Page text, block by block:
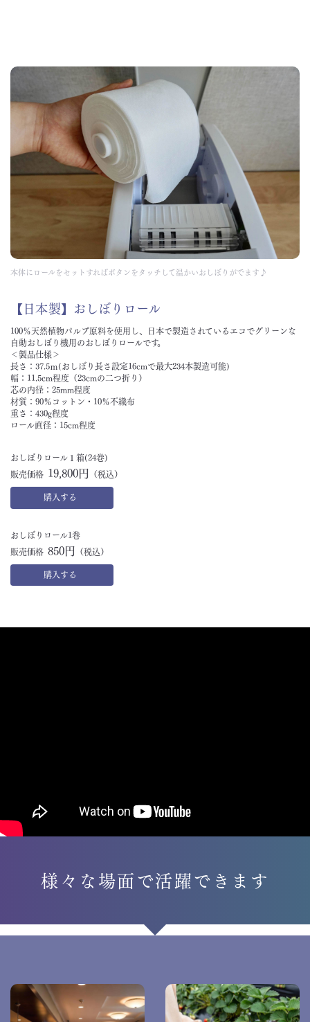
本体にロールをセットすればボタンをタッチして温かいおしぼりがでます♪
【日本製】おしぼりロール
100％天然植物パルプ原料を使用し、日本で製造されているエコでグリーンな
自動おしぼり機用のおしぼりロールです。
＜製品仕様＞
長さ：37.5ｍ(おしぼり長さ設定16cmで最大234本製造可能)
幅：11.5cm程度（23cmの二つ折り）
芯の内径：25mm程度
材質：90％コットン・10％不織布
重さ：430g程度
ロール直径：15cm程度
おしぼりロール１箱(24巻)
販売価格 19,800円 （税込）
購入する
おしぼりロール1巻
販売価格 850円 （税込）
購入する
様々な場面で活躍できます